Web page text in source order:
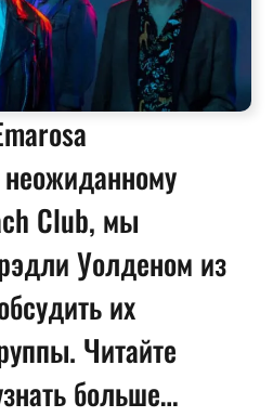
Club, мы
Уолденом из
их
Читайте
больше…